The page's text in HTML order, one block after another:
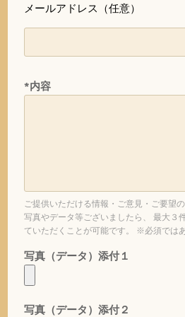
メールアドレス（任意）
*内容
ご提供いただける情報・ご意見・ご要望
写真やデータ等ございましたら、 最大３
ていただくことが可能です。 ※必須では
写真（データ）添付１
写真（データ）添付２